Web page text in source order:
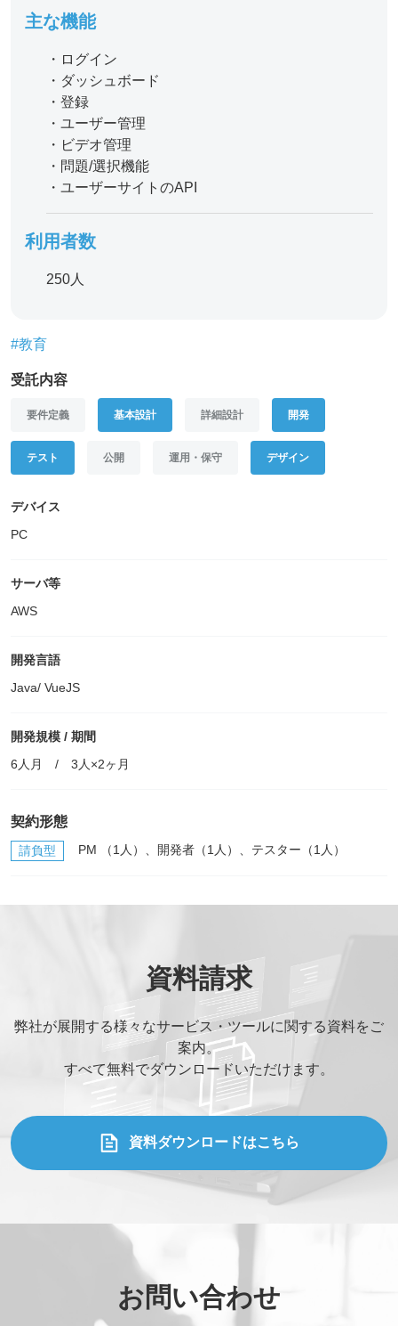
お名前*
ご連絡先電話番号 *
主な機能
・ログイン
・ダッシュボード
・登録
・ユーザー管理
・ビデオ管理
・問題/選択機能
・ユーザーサイトのAPI
利用者数
250人
#教育
受託内容
要件定義 基本設計 詳細設計 開発
テスト 公開 運用・保守 デザイン
デバイス
PC
サーバ等
AWS
開発言語
Java/ VueJS
開発規模 / 期間
6人月 / 3人×2ヶ月
契約形態
請負型 PM （1人）、開発者（1人）、テスター（1人）
資料請求
弊社が展開する様々なサービス・ツールに関する資料をご
案内。
すべて無料でダウンロードいただけます。
資料ダウンロードはこちら
お問い合わせ